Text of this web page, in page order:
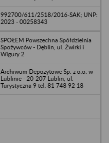
992700/611/2518/2016-SAK; UNP:
2023 - 00258343
SPOŁEM Powszechna Spółdzielnia
Spożywców - Dęblin, ul. Żwirki i
Wigury 2
Archiwum Depozytowe Sp. z o.o. w
Lublinie - 20-207 Lublin, ul.
Turystyczna 9 tel. 81 748 92 18